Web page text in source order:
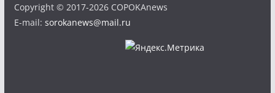
Copyright © 2017-2026 COPOKAnews
E-mail: sorokanews@mail.ru